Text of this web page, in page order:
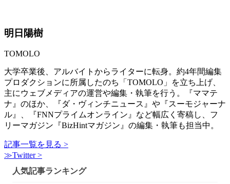
明日陽樹
TOMOLO
大学卒業後、アルバイトからライターに転身。約4年間編集
プロダクションに所属したのち「TOMOLO」を立ち上げ、
主にウェブメディアの運営や編集・執筆を行う。『ママテ
ナ』のほか、『ダ・ヴィンチニュース』や『スーモジャーナ
ル』、『FNNプライムオンライン』など幅広く寄稿し、フ
リーマガジン『BizHintマガジン』の編集・執筆も担当中。
記事一覧を見る >
≫Twitter >
人気記事ランキング